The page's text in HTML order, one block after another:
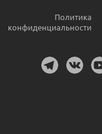
Политика
конфиденциальности